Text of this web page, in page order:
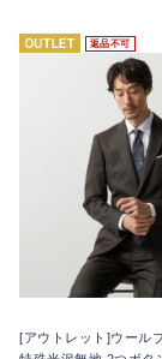
返品不可
[アウトレット]ウール